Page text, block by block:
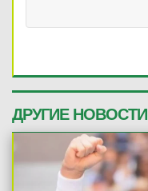
ДРУГИЕ НОВОСТИ